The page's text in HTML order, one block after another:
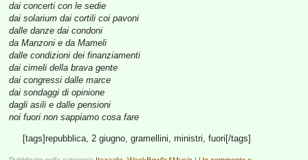
dai concerti con le sedie
dai solarium dai cortili coi pavoni
dalle danze dai condoni
da Manzoni e da Mameli
dalle condizioni dei finanziamenti
dai cimeli della brava gente
dai congressi dalle marce
dai sondaggi di opinione
dagli asili e dalle pensioni
noi fuori non sappiamo cosa fare
[tags]repubblica, 2 giugno, gramellini, ministri, fuori[/tags]